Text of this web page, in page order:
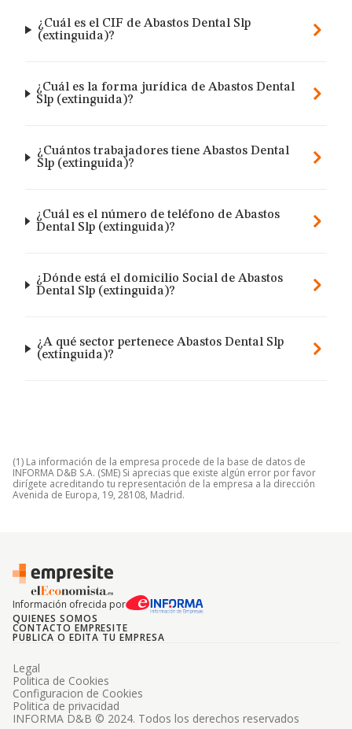
¿Cuál es el CIF de Abastos Dental Slp
(extinguida)?
¿Cuál es la forma jurídica de Abastos Dental
Slp (extinguida)?
¿Cuántos trabajadores tiene Abastos Dental
Slp (extinguida)?
¿Cuál es el número de teléfono de Abastos
Dental Slp (extinguida)?
¿Dónde está el domicilio Social de Abastos
Dental Slp (extinguida)?
¿A qué sector pertenece Abastos Dental Slp
(extinguida)?
(1) La información de la empresa procede de la base de datos de
INFORMA D&B S.A. (SME) Si aprecias que existe algún error por favor
dirígete acreditando tu representación de la empresa a la dirección
Avenida de Europa, 19, 28108, Madrid.
Información ofrecida por
QUIENES SOMOS
CONTACTO EMPRESITE
PUBLICA O EDITA TU EMPRESA
INFORMA D&B © 2024. Todos los derechos reservados
Legal
Politica de Cookies
Configuracion de Cookies
Politica de privacidad